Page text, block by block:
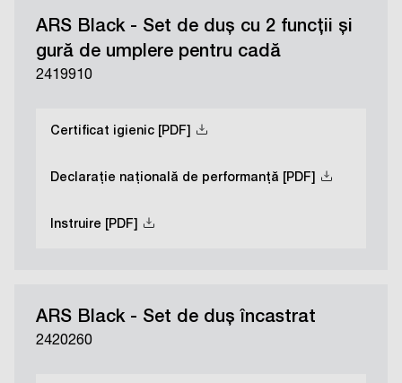
ARS Black - Set de duș cu 2 funcții și
gură de umplere pentru cadă
2419910
Certificat igienic [PDF]
Declarație națională de performanță [PDF]
Instruire [PDF]
ARS Black - Set de duș încastrat
2420260